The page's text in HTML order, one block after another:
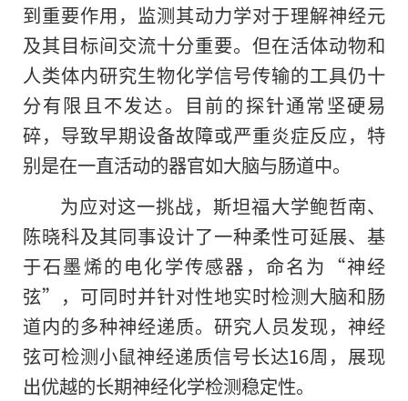
到重要作用，监测其动力学对于理解神经元
及其目标间交流十分重要。但在活体动物和
人类体内研究生物化学信号传输的工具仍十
分有限且不发达。目前的探针通常坚硬易
碎，导致早期设备故障或严重炎症反应，特
别是在一直活动的器官如大脑与肠道中。
为应对这一挑战，斯坦福大学鲍哲南、
陈晓科及其同事设计了一种柔性可延展、基
于石墨烯的电化学传感器，命名为“神经
弦”，可同时并针对性地实时检测大脑和肠
道内的多种神经递质。研究人员发现，神经
弦可检测小鼠神经递质信号长达16周，展现
出优越的长期神经化学检测稳定性。